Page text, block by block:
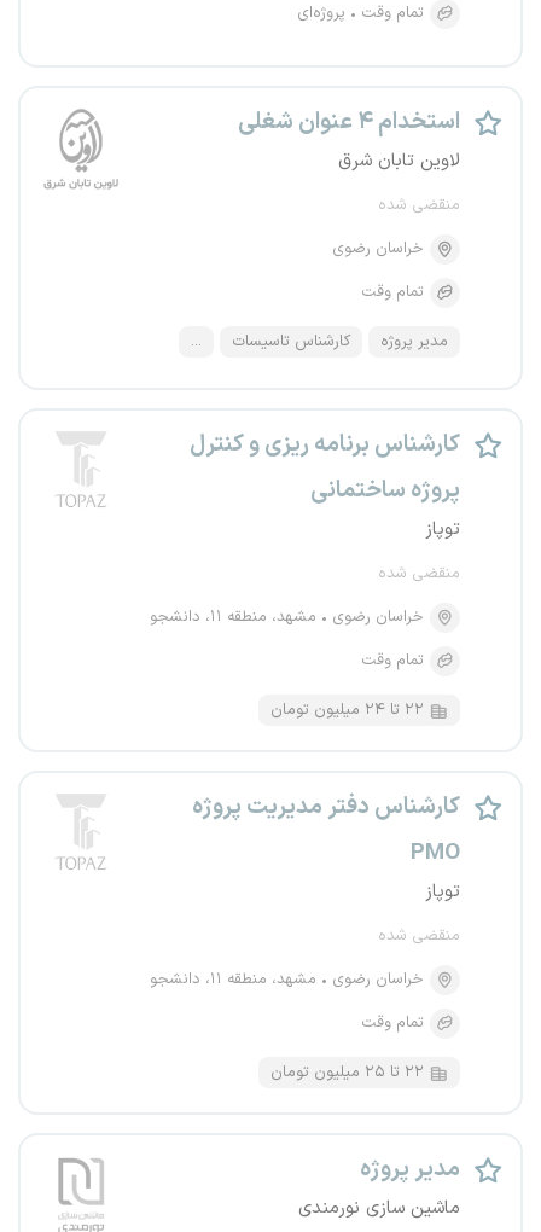
تمام وقت
پروژه‌ای
استخدام ۴ عنوان شغلی
لاوین تابان شرق
منقضی شده
خراسان رضوی
تمام وقت
مدیر پروژه کارشناس تاسیسات ...
کارشناس برنامه ریزی و کنترل
پروژه ساختمانی
توپاز
منقضی شده
خراسان رضوی
مشهد، منطقه ۱۱، دانشجو
تمام وقت
۲۲ تا ۲۴ میلیون تومان
کارشناس دفتر مدیریت پروژه
PMO
توپاز
منقضی شده
خراسان رضوی
مشهد، منطقه ۱۱، دانشجو
تمام وقت
۲۲ تا ۲۵ میلیون تومان
مدیر پروژه
ماشین سازی نورمندی